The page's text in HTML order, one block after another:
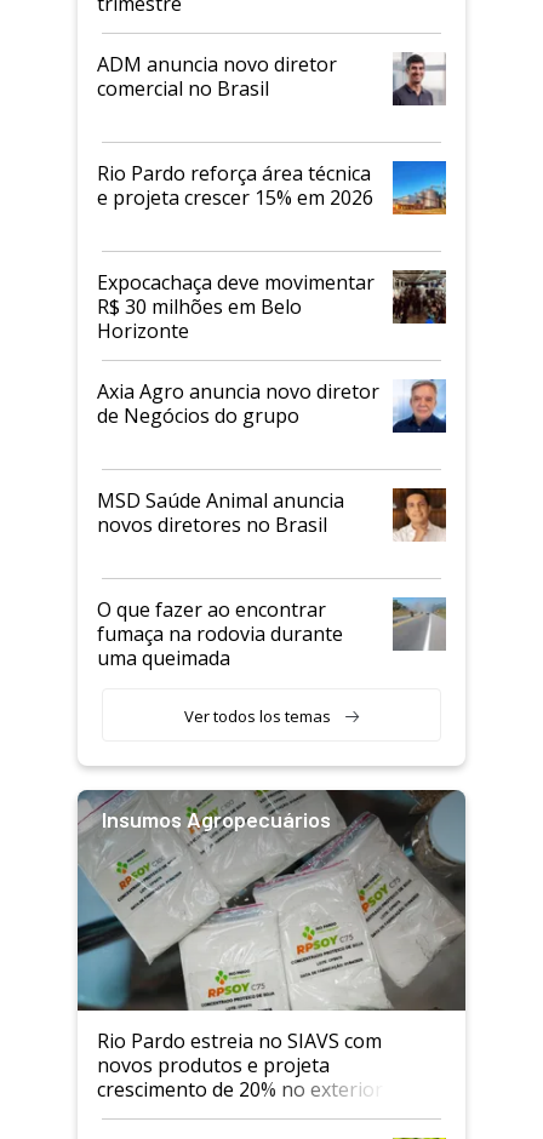
ADM anuncia novo diretor
comercial no Brasil
Rio Pardo reforça área técnica
e projeta crescer 15% em 2026
Expocachaça deve movimentar
R$ 30 milhões em Belo
Horizonte
Axia Agro anuncia novo diretor
de Negócios do grupo
MSD Saúde Animal anuncia
novos diretores no Brasil
O que fazer ao encontrar
fumaça na rodovia durante
uma queimada
Ver todos los temas
Insumos Agropecuários
Rio Pardo estreia no SIAVS com
novos produtos e projeta
crescimento de 20% no exterior